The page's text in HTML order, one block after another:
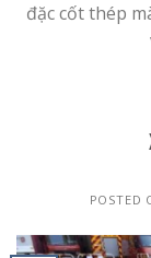
đặc cốt thép
POSTED